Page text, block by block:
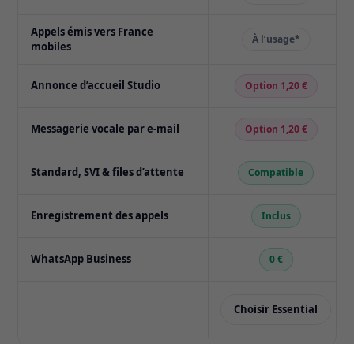
Appels émis vers France
mobiles
À l’usage*
Annonce d’accueil Studio Option 1,20 €
Messagerie vocale par e-mail Option 1,20 €
Standard, SVI & files d’attente Compatible
Enregistrement des appels Inclus
WhatsApp Business 0 €
Choisir Essential